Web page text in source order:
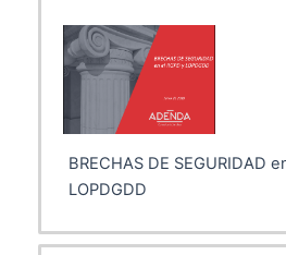
BRECHAS DE SEGURIDAD
LOPDGDD